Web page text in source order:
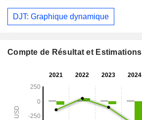
DJT: Graphique dynamique
Compte de Résultat et Estimations